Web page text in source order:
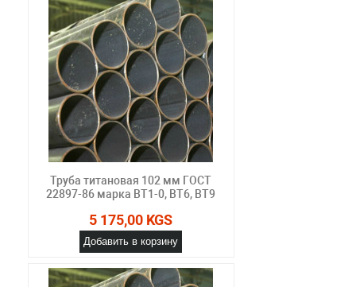
Труба титановая 102 мм ГОСТ
22897-86 марка ВТ1-0, ВТ6, ВТ9
5 175,00 KGS
Добавить в корзину